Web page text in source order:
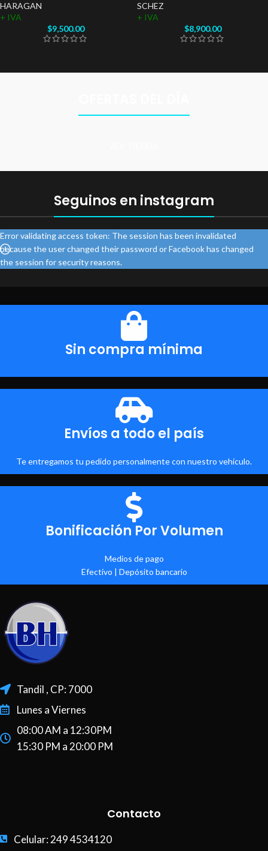
HARAGAN
+ IVA
$9,500.00
SCHEZ
+ IVA
$8,900.00
Seguinos en instagram
Error validating access token: The session has been invalidated
because the user changed their password or Facebook has changed
the session for security reasons.
Sin compra mínima
Envíos a todo el país
Te entregamos tu pedido personalmente con nuestro vehículo.
Bonificación Por Volumen
Medios de pago
Efectivo | Depósito bancario
Tandil , CP: 7000
Lunes a Viernes
08:00 AM a 12:30PM
15:30 PM a 20:00 PM
Contacto
Celular: 249 4534120